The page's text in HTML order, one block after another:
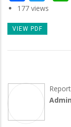
177 views
VIEW PDF